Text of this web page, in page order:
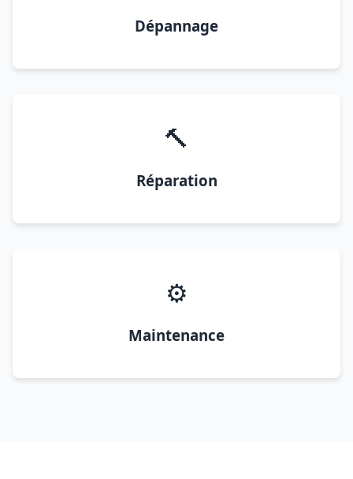
Dépannage
🔨
Réparation
⚙️
Maintenance